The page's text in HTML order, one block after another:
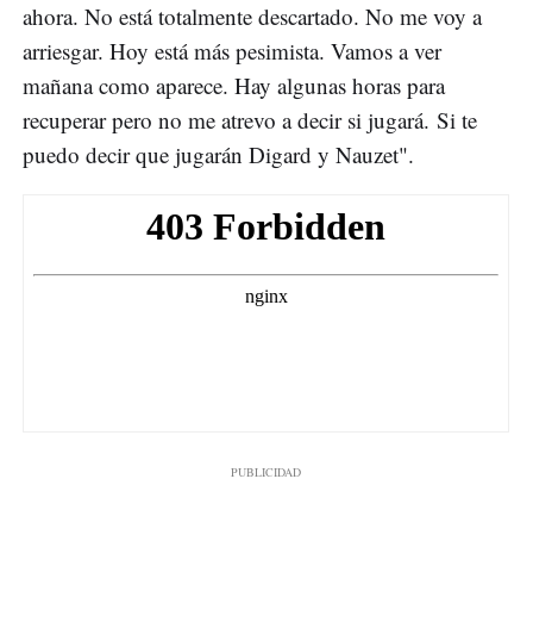
ahora. No está totalmente descartado. No me voy a
arriesgar. Hoy está más pesimista. Vamos a ver
mañana como aparece. Hay algunas horas para
recuperar pero no me atrevo a decir si jugará. Si te
puedo decir que jugarán Digard y Nauzet".